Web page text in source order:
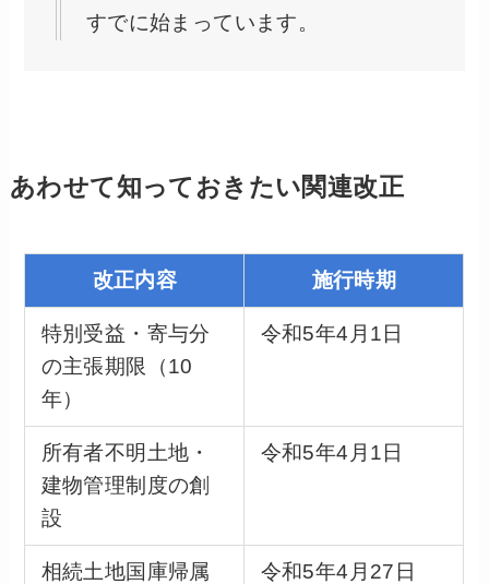
すでに始まっています。
あわせて知っておきたい関連改正
改正内容 施行時期
特別受益・寄与分
の主張期限（10
年）
令和5年4月1日
所有者不明土地・
建物管理制度の創
設
令和5年4月1日
相続土地国庫帰属
令和5年4月27日